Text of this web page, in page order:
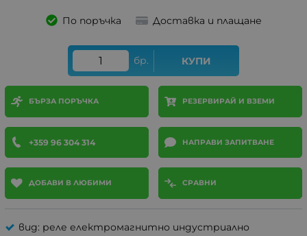
По поръчка Доставка и плащане
бр. КУПИ
БЪРЗА ПОРЪЧКА РЕЗЕРВИРАЙ И ВЗЕМИ
+359 96 304 314 НАПРАВИ ЗАПИТВАНЕ
ДОБАВИ В ЛЮБИМИ СРАВНИ
вид: реле електромагнитно индустриално